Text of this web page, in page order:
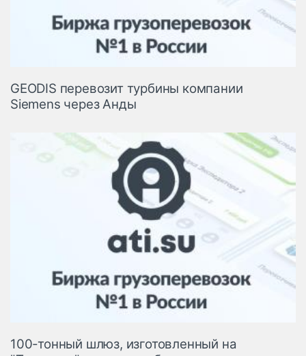
GEODIS перевозит турбины компании
Siemens через Анды
100-тонный шлюз, изготовленный на